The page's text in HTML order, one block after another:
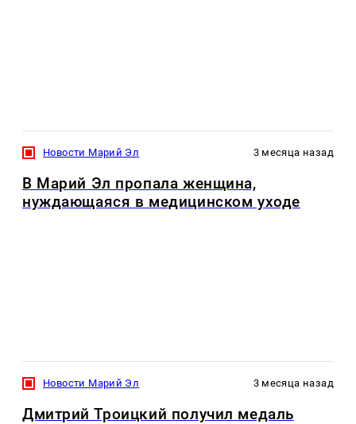
Новости Марий Эл 3 месяца назад
В Марий Эл пропала женщина,
нуждающаяся в медицинском уходе
Новости Марий Эл 3 месяца назад
Дмитрий Троицкий получил медаль